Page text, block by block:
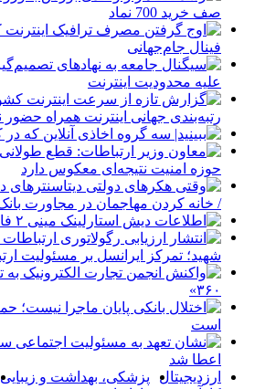
ارزدیجیتال پزشکی، بهداشت و زیبایی